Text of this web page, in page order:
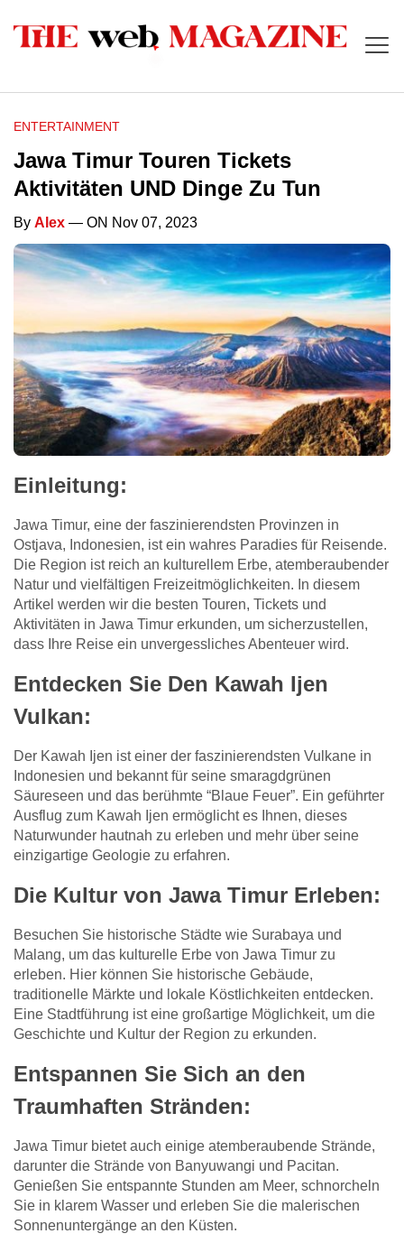
ENTERTAINMENT
Jawa Timur Touren Tickets
Aktivitäten UND Dinge Zu Tun
By Alex — ON Nov 07, 2023
Einleitung:
Jawa Timur, eine der faszinierendsten Provinzen in
Ostjava, Indonesien, ist ein wahres Paradies für Reisende.
Die Region ist reich an kulturellem Erbe, atemberaubender
Natur und vielfältigen Freizeitmöglichkeiten. In diesem
Artikel werden wir die besten Touren, Tickets und
Aktivitäten in Jawa Timur erkunden, um sicherzustellen,
dass Ihre Reise ein unvergessliches Abenteuer wird.
Entdecken Sie Den Kawah Ijen
Vulkan:
Der Kawah Ijen ist einer der faszinierendsten Vulkane in
Indonesien und bekannt für seine smaragdgrünen
Säureseen und das berühmte “Blaue Feuer”. Ein geführter
Ausflug zum Kawah Ijen ermöglicht es Ihnen, dieses
Naturwunder hautnah zu erleben und mehr über seine
einzigartige Geologie zu erfahren.
Die Kultur von Jawa Timur Erleben:
Besuchen Sie historische Städte wie Surabaya und
Malang, um das kulturelle Erbe von Jawa Timur zu
erleben. Hier können Sie historische Gebäude,
traditionelle Märkte und lokale Köstlichkeiten entdecken.
Eine Stadtführung ist eine großartige Möglichkeit, um die
Geschichte und Kultur der Region zu erkunden.
Entspannen Sie Sich an den
Traumhaften Stränden:
Jawa Timur bietet auch einige atemberaubende Strände,
darunter die Strände von Banyuwangi und Pacitan.
Genießen Sie entspannte Stunden am Meer, schnorcheln
Sie in klarem Wasser und erleben Sie die malerischen
Sonnenuntergänge an den Küsten.